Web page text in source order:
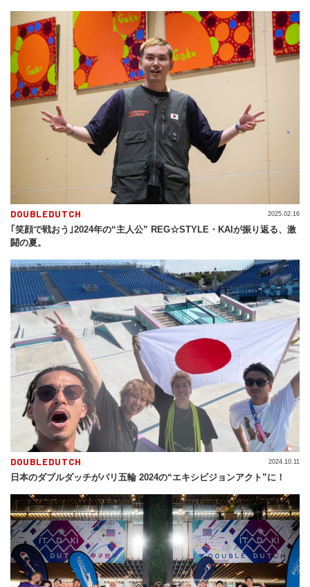
DOUBLEDUTCH
｢笑顔で戦おう｣2024年の“主人公” REG☆STYLE・KAIが振り返る、激
闘の夏。
2025.02.16
DOUBLEDUTCH
日本のダブルダッチがパリ五輪 2024の“エキシビジョンアクト”に！
2024.10.11